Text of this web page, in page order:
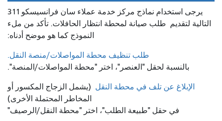
يرجى استخدام نماذج مركز خدمة عملاء سان فرانسيسكو 311
التالية لتقديم طلب صيانة لمحطة انتظار الحافلات. تأكد من ملء
النموذج كما هو موضح أدناه:
طلب تنظيف محطة المواصلات/منصة النقل.
بالنسبة لحقل "العنصر"، اختر "محطة المواصلات/المنصة".
الإبلاغ عن تلف في محطة النقل (يشمل الزجاج المكسور أو
المخاطر المحتملة الأخرى)
في حقل "طبيعة الطلب"، اختر "محطة النقل/الرصيف"